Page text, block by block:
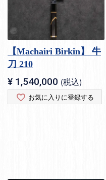
【Machairi Birkin】 牛
刀 210
¥ 1,540,000 税込
お気に入りに登録する